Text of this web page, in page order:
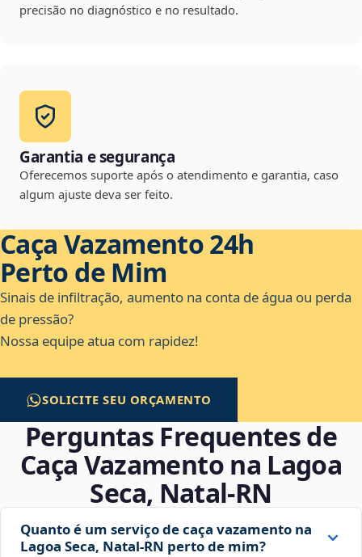
precisão no diagnóstico e no resultado.
Garantia e segurança
Oferecemos suporte após o atendimento e garantia, caso
algum ajuste deva ser feito.
Caça Vazamento 24h
Perto de Mim
Sinais de infiltração, aumento na conta de água ou perda
de pressão?
Nossa equipe atua com rapidez!
SOLICITE SEU ORÇAMENTO
Perguntas Frequentes de
Caça Vazamento na Lagoa
Seca, Natal‑RN
Quanto é um serviço de caça vazamento na
Lagoa Seca, Natal‑RN perto de mim?